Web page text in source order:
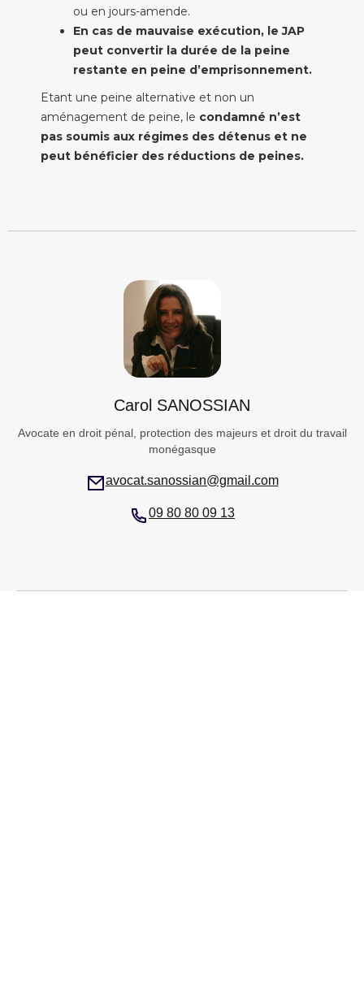
ou en jours-amende.
En cas de mauvaise exécution, le JAP
peut convertir la durée de la peine
restante en peine d’emprisonnement.
Etant une peine alternative et non un
aménagement de peine, le condamné n’est
pas soumis aux régimes des détenus et ne
peut bénéficier des réductions de peines.
Carol SANOSSIAN
Avocate en droit pénal, protection des majeurs et droit du travail
monégasque
avocat.sanossian@gmail.com
09 80 80 09 13